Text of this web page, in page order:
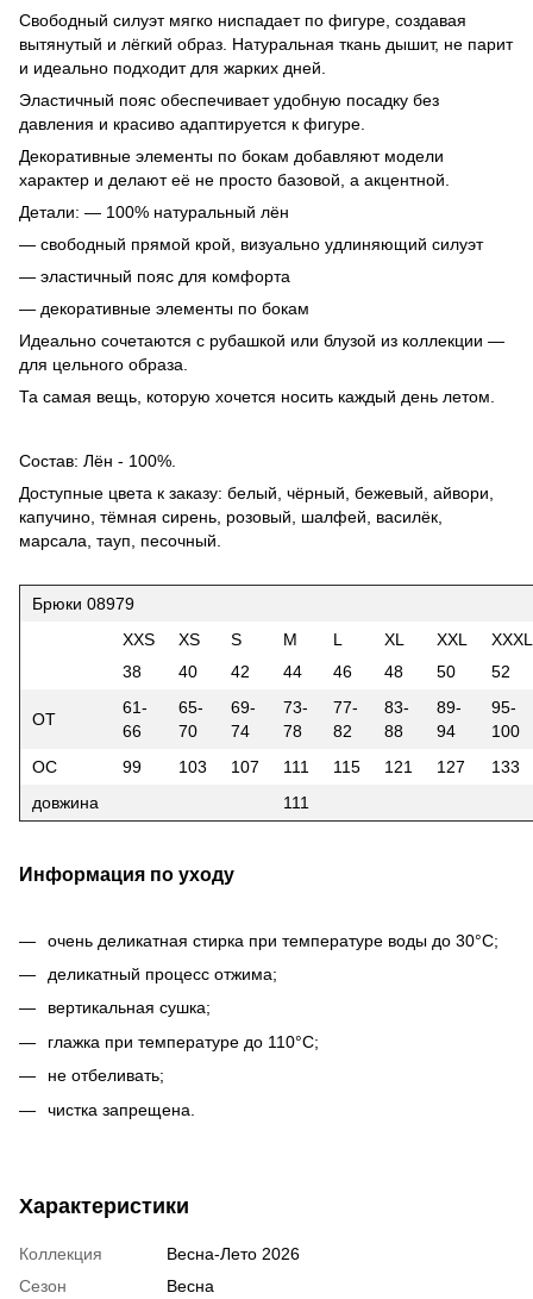
Свободный силуэт мягко ниспадает по фигуре, создавая
вытянутый и лёгкий образ. Натуральная ткань дышит, не парит
и идеально подходит для жарких дней.
Эластичный пояс обеспечивает удобную посадку без
давления и красиво адаптируется к фигуре.
Декоративные элементы по бокам добавляют модели
характер и делают её не просто базовой, а акцентной.
Детали: — 100% натуральный лён
— свободный прямой крой, визуально удлиняющий силуэт
— эластичный пояс для комфорта
— декоративные элементы по бокам
Идеально сочетаются с рубашкой или блузой из коллекции —
для цельного образа.
Та самая вещь, которую хочется носить каждый день летом.
Состав: Лён - 100%.
Доступные цвета к заказу: белый, чёрный, бежевый, айвори,
капучино, тёмная сирень, розовый, шалфей, василёк,
марсала, тауп, песочный.
Брюки 08979
XXS
38
XS
40
S
42
M
44
L
46
XL
48
XXL
50
XXXL
52
ОТ
61-
66
65-
70
69-
74
73-
78
77-
82
83-
88
89-
94
95-
100
ОС
99 103 107 111 115 121 127
133
довжина
111
Информация по уходу
очень деликатная стирка при температуре воды до 30°С;
деликатный процесс отжима;
вертикальная сушка;
глажка при температуре до 110°С;
не отбеливать;
чистка запрещена.
Характеристики
Коллекция
Весна-Лето 2026
Сезон
Весна